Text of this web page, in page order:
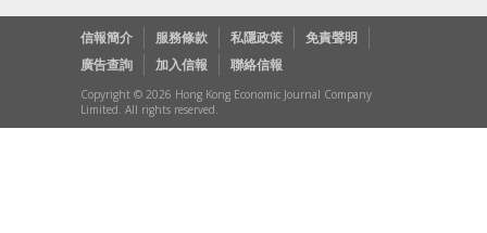
信報簡介 服務條款 私隱政策
免責聲明
廣告查詢
加入信報 聯絡信報
Copyright © 2026 Hong Kong Economic Journal Company
Limited. All rights reserved.